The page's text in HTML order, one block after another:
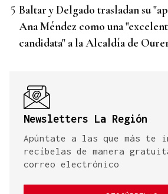
Baltar y Delgado trasladan su
Ana Méndez como una
candidata" a la Alcaldía de
Newsletters La Región
Apúntate a las que más te
recíbelas de manera
correo electrónico